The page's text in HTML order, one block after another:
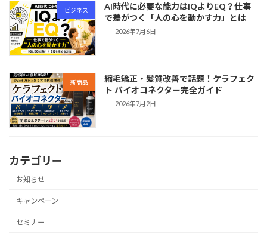
ビジネス
AI時代に必要な能力はIQよりEQ？仕事
で差がつく「人の心を動かす力」とは
2026年7月6日
新商品
縮毛矯正・髪質改善で話題！ケラフェク
ト バイオコネクター完全ガイド
2026年7月2日
カテゴリー
お知らせ
キャンペーン
セミナー